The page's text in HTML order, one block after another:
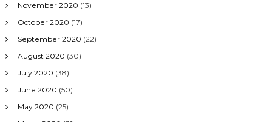
November 2020 (13)
October 2020 (17)
September 2020 (22)
August 2020 (30)
July 2020 (38)
June 2020 (50)
May 2020 (25)